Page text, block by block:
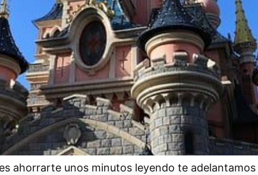
ahorrarte unos minutos leyendo te